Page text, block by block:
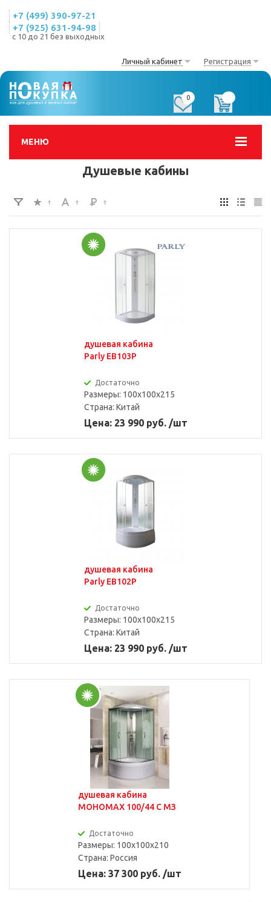
+7 (499) 390-97-21
+7 (925) 631-94-98
с 10 до 21 без выходных
Личный кабинет Регистрация
МЕНЮ
0
Душевые кабины
душевая кабина
Parly EB103P
Достаточно
Размеры: 100x100x215
Страна: Китай
Цена: 23 990 руб. /шт
душевая кабина
Parly EB102P
Достаточно
Размеры: 100x100x215
Страна: Китай
Цена: 23 990 руб. /шт
душевая кабина
МОНОМАХ 100/44 С МЗ
Достаточно
Размеры: 100x100x210
Страна: Россия
Цена: 37 300 руб. /шт